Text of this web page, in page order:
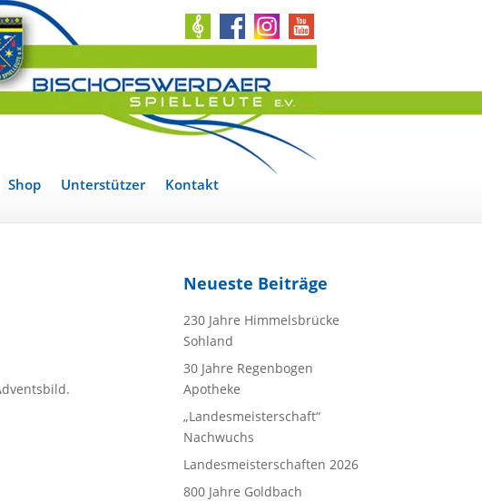
Shop Unterstützer Kontakt
Neueste Beiträge
230 Jahre Himmelsbrücke
Sohland
30 Jahre Regenbogen
Apotheke
„Landesmeisterschaft“
Nachwuchs
Landesmeisterschaften 2026
800 Jahre Goldbach